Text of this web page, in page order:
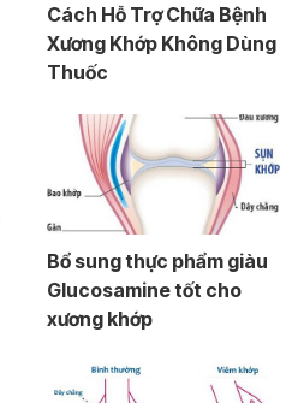
Cách Hỗ Trợ Chữa Bệnh
Xương Khớp Không Dùng
Thuốc
Bổ sung thực phẩm giàu
Glucosamine tốt cho
xương khớp